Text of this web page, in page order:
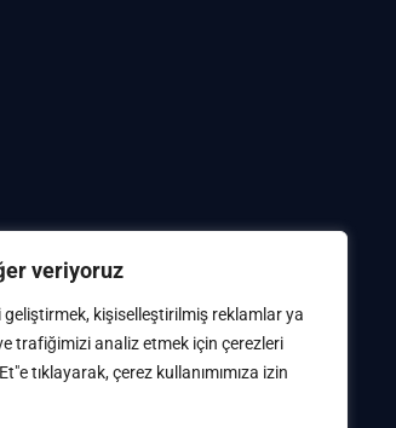
veriyoruz
kişiselleştirilmiş reklamlar ya
trafiğimizi analiz etmek için çerezleri
tıklayarak, çerez kullanımımıza izin